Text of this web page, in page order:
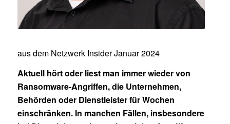
aus dem Netzwerk Insider Januar 2024
Aktuell hört oder liest man immer wieder von
Ransomware-Angriffen, die Unternehmen,
Behörden oder Dienstleister für Wochen
einschränken. In manchen Fällen, insbesondere